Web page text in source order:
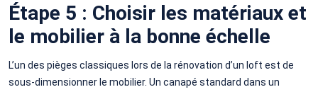
Étape 5 : Choisir les matériaux et
le mobilier à la bonne échelle
L’un des pièges classiques lors de la rénovation d’un loft est de
sous-dimensionner le mobilier. Un canapé standard dans un